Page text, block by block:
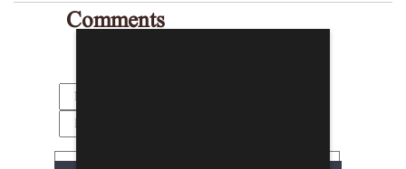
Comments